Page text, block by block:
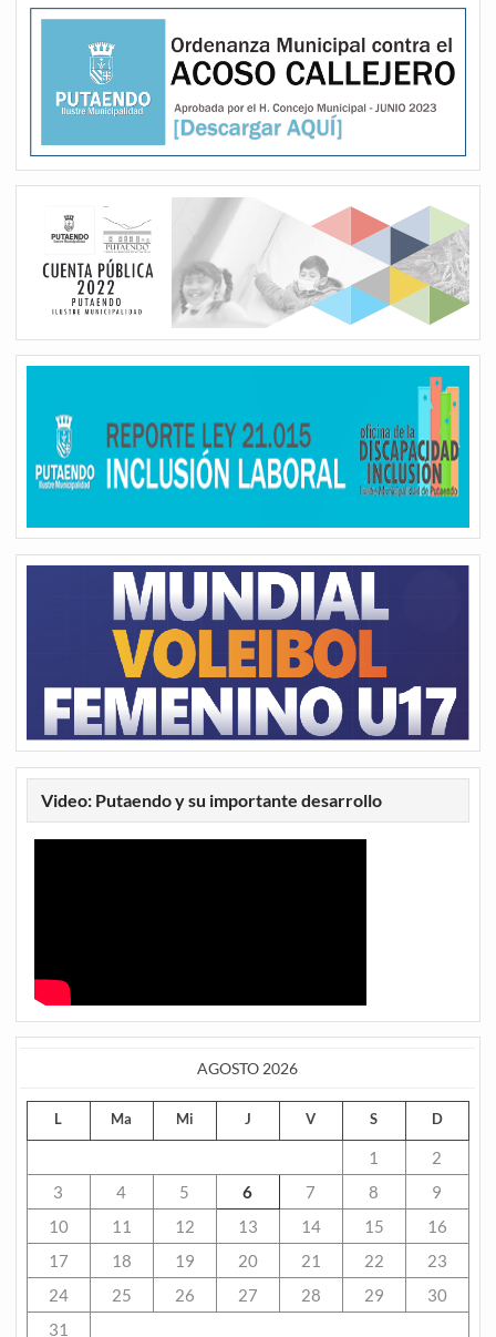
Video: Putaendo y su importante desarrollo
AGOSTO 2026
L Ma Mi J V S D
1
2
3
4 5 6 7 8
9
10
11 12 13 14 15
16
17
18 19 20 21 22
23
24
25 26 27 28 29
30
31